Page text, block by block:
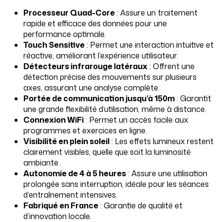
Processeur Quad-Core: Assure un traitement
rapide et efficace des données pour une
performance optimale.
Touch Sensitive: Permet une interaction intuitive et
réactive, améliorant l’expérience utilisateur.
Détecteurs infrarouge latéraux: Offrent une
détection précise des mouvements sur plusieurs
axes, assurant une analyse complète.
Portée de communication jusqu’à 150m: Garantit
une grande flexibilité d’utilisation, même à distance.
Connexion WiFi: Permet un accès facile aux
programmes et exercices en ligne.
Visibilité en plein soleil: Les effets lumineux restent
clairement visibles, quelle que soit la luminosité
ambiante.
Autonomie de 4 à 5 heures: Assure une utilisation
prolongée sans interruption, idéale pour les séances
d’entraînement intensives.
Fabriqué en France: Garantie de qualité et
d’innovation locale.